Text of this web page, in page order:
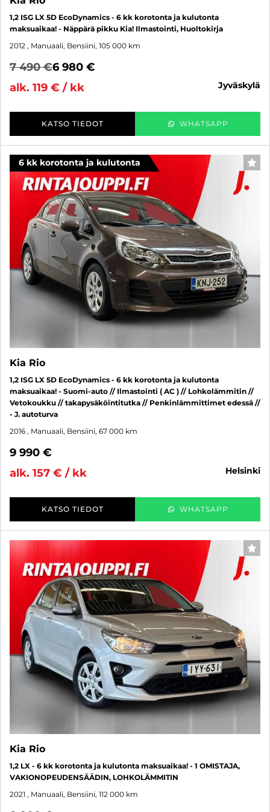
1,2 ISG LX 5D EcoDynamics - 6 kk korotonta ja kulutonta
maksuaikaa! - Näppärä pikku Kia! Ilmastointi, Huoltokirja
2012 , Manuaali, Bensiini, 105 000 km
7 490 €6 980 €
alk. 119 € / kk
jyväskylä
KATSO TIEDOT WHATSAPP
6 kk korotonta ja kulutonta
Kia Rio
1,2 ISG LX 5D EcoDynamics - 6 kk korotonta ja kulutonta
maksuaikaa! - Suomi-auto // Ilmastointi ( AC ) // Lohkolämmitin //
Vetokoukku // takapysäköintitutka // Penkinlämmittimet edessä //
- J. autoturva
2016 , Manuaali, Bensiini, 67 000 km
9 990 €
alk. 157 € / kk
helsinki
KATSO TIEDOT WHATSAPP
Kia Rio
1,2 LX - 6 kk korotonta ja kulutonta maksuaikaa! - 1 OMISTAJA,
VAKIONOPEUDENSÄÄDIN, LOHKOLÄMMITIN
2021 , Manuaali, Bensiini, 112 000 km